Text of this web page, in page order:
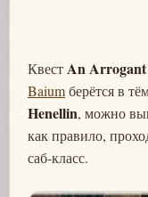
Квест An Arrogant
Baiumберётся в
Henellin, можно
как правило,
саб-класс.